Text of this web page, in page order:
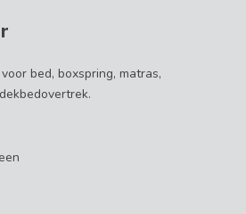
bed, boxspring, matras,